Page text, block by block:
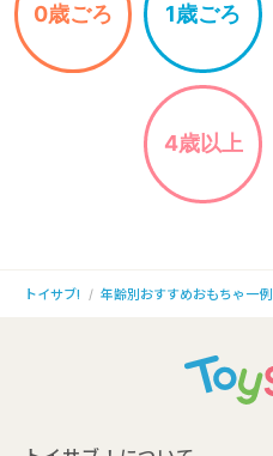
0歳ごろ 1歳ごろ
4歳以上
トイサブ! 年齢別おすすめおもちゃ一例